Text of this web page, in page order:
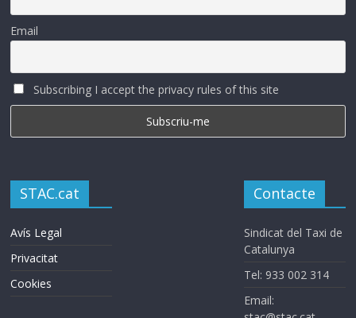
Email
Subscribing I accept the privacy rules of this site
STAC.cat
Avís Legal
Privacitat
Cookies
Contacte
Sindicat del Taxi de
Catalunya
Tel: 933 002 314
Email: